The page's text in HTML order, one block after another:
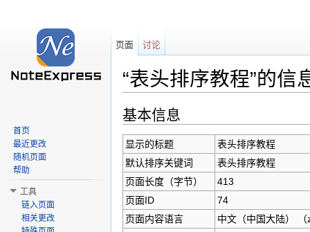
“表头排序教程”的信
基本信息
显示的标题
表头排序教程
默认排序关键词
表头排序教程
页面长度（字节）
413
页面ID
74
页面内容语言
中文（中国大陆）‎
页面 讨论
首页
最近更改
随机页面
帮助
工具
链入页面
相关更改